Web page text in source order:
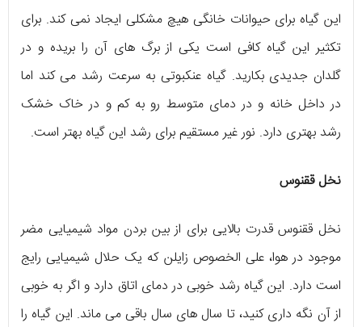
این گیاه برای حیوانات خانگی هیچ مشکلی ایجاد نمی کند. برای
تکثیر این گیاه کافی است یکی از برگ های آن را بریده و در
گلدان جدیدی بکارید. گیاه عنکبوتی به سرعت رشد می کند اما
در داخل خانه و در دمای متوسط رو به کم و در خاک خشک
رشد بهتری دارد. نور غیر مستقیم برای رشد این گیاه بهتر است.
نخل ققنوس
نخل ققنوس قدرت بالایی برای از بین بردن مواد شیمیایی مضر
موجود در هوا، علی الخصوص زایلن که یک حلال شیمیایی رایج
است دارد. این گیاه رشد خوبی در دمای اتاق دارد و اگر به خوبی
از آن نگه داری کنید، تا سال های سال باقی می ماند. این گیاه را